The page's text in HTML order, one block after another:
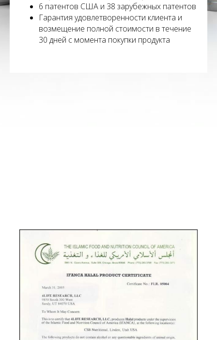
6 патентов США и 38 зарубежных патентов
Гарантия удовлетворенности клиента и
возмещение полной стоимости в течение
30 дней с момента покупки продукта